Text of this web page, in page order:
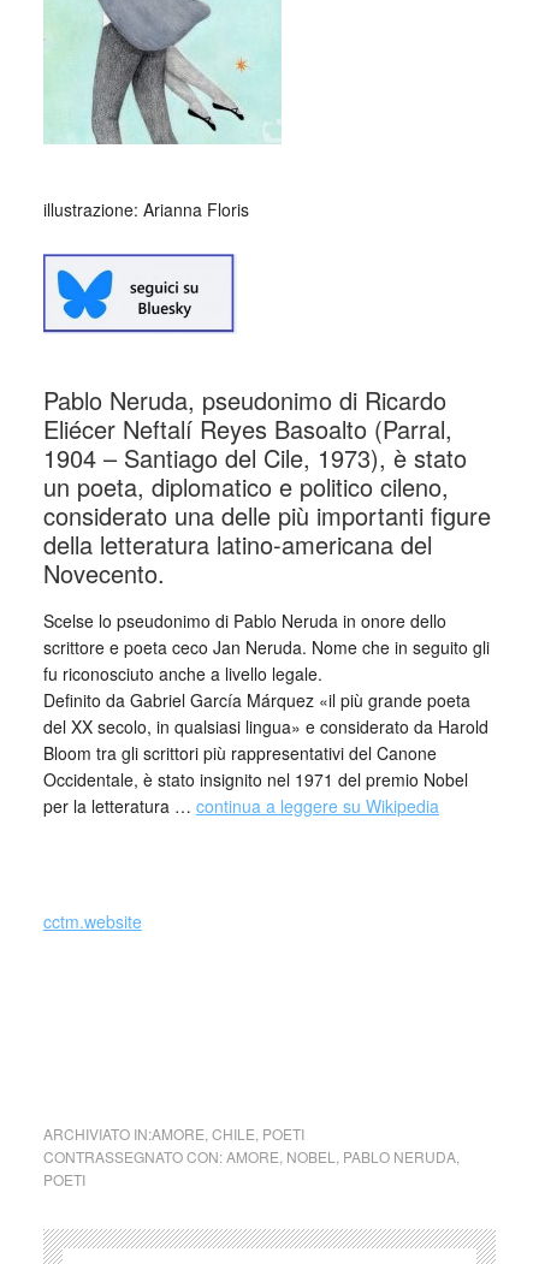
illustrazione: Arianna Floris
Pablo Neruda, pseudonimo di Ricardo
Eliécer Neftalí Reyes Basoalto (Parral,
1904 – Santiago del Cile, 1973), è stato
un poeta, diplomatico e politico cileno,
considerato una delle più importanti figure
della letteratura latino-americana del
Novecento.
Scelse lo pseudonimo di Pablo Neruda in onore dello
scrittore e poeta ceco Jan Neruda. Nome che in seguito gli
fu riconosciuto anche a livello legale.
Definito da Gabriel García Márquez «il più grande poeta
del XX secolo, in qualsiasi lingua» e considerato da Harold
Bloom tra gli scrittori più rappresentativi del Canone
Occidentale, è stato insignito nel 1971 del premio Nobel
per la letteratura … continua a leggere su Wikipedia
cctm.website
ARCHIVIATO IN:AMORE CHILE POETI
CONTRASSEGNATO CON:AMORE NOBEL PABLO NERUDA,
POETI